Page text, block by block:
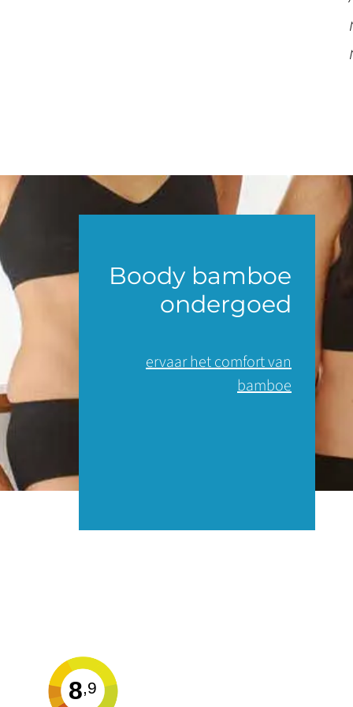
Boody bamboe
ondergoed
ervaar het comfort van
bamboe
8,9